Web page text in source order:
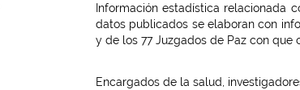
Información estadística relacionada
datos publicados se elaboran con
y de los 77 Juzgados de Paz con que
Encargados de la salud,